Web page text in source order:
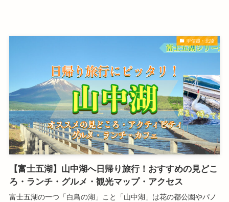
甲信越・北陸
【富士五湖】山中湖へ日帰り旅行！おすすめの見どこ
ろ・ランチ・グルメ・観光マップ・アクセス
富士五湖の一つ「白鳥の湖」こと「山中湖」は花の都公園やパノ